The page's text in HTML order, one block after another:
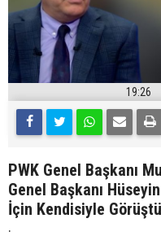
19:26
PWK Genel Başkanı
Genel Başkanı
İçin Kendisiyle Görüştü
.